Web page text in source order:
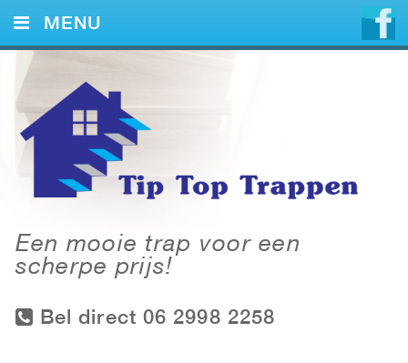
Een mooie trap voor een
scherpe prijs!
Bel direct 06 2998 2258
MENU
HOME
DIENSTEN
VOORBEELDEN
CONTACT